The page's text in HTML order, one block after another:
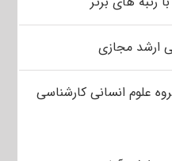
ارشد مجازی
علوم انسانی کارشناسی